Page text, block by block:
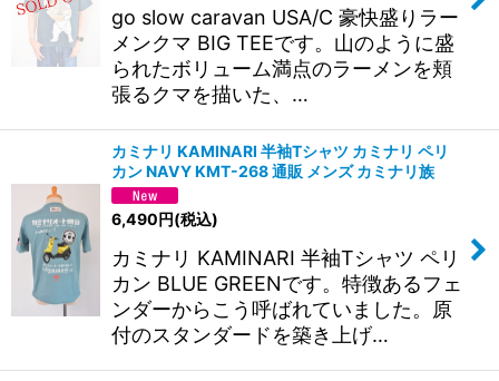
go slow caravan USA/C 豪快盛りラー
メンクマ BIG TEEです。山のように盛
られたボリューム満点のラーメンを頬
張るクマを描いた、…
カミナリ KAMINARI 半袖Tシャツ カミナリ ペリ
カン NAVY KMT-268 通販 メンズ カミナリ族
6,490 円(税込)
カミナリ KAMINARI 半袖Tシャツ ペリ
カン BLUE GREENです。特徴あるフェ
ンダーからこう呼ばれていました。原
付のスタンダードを築き上げ…